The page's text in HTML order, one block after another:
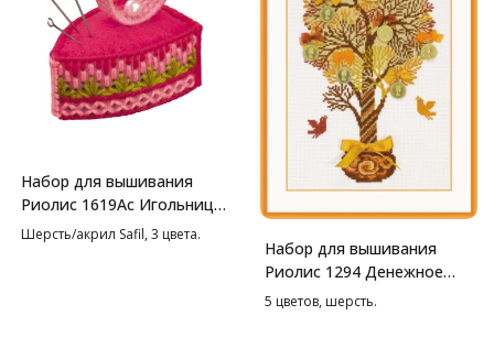
Набор для вышивания
Риолис 1619Ас Игольница
Утюжок, 5,5*3,5*5 см
Шерсть/акрил Safil, 3 цвета.
Набор для вышивания
Риолис 1294 Денежное
дерево, 21*30 см
5 цветов, шерсть.